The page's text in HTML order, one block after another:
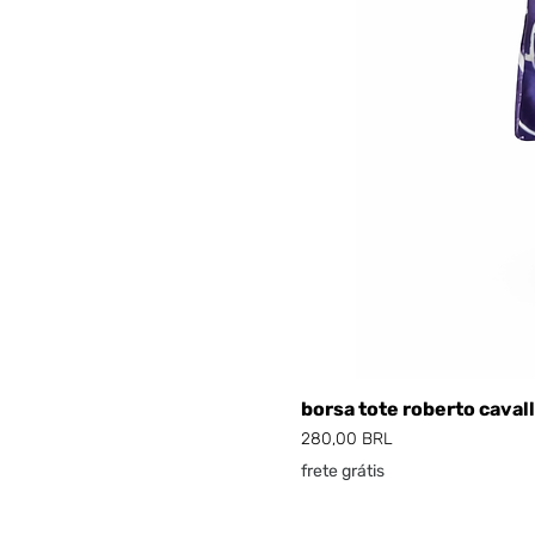
borsa tote roberto
Prezzo
280,00 BRL
frete grátis